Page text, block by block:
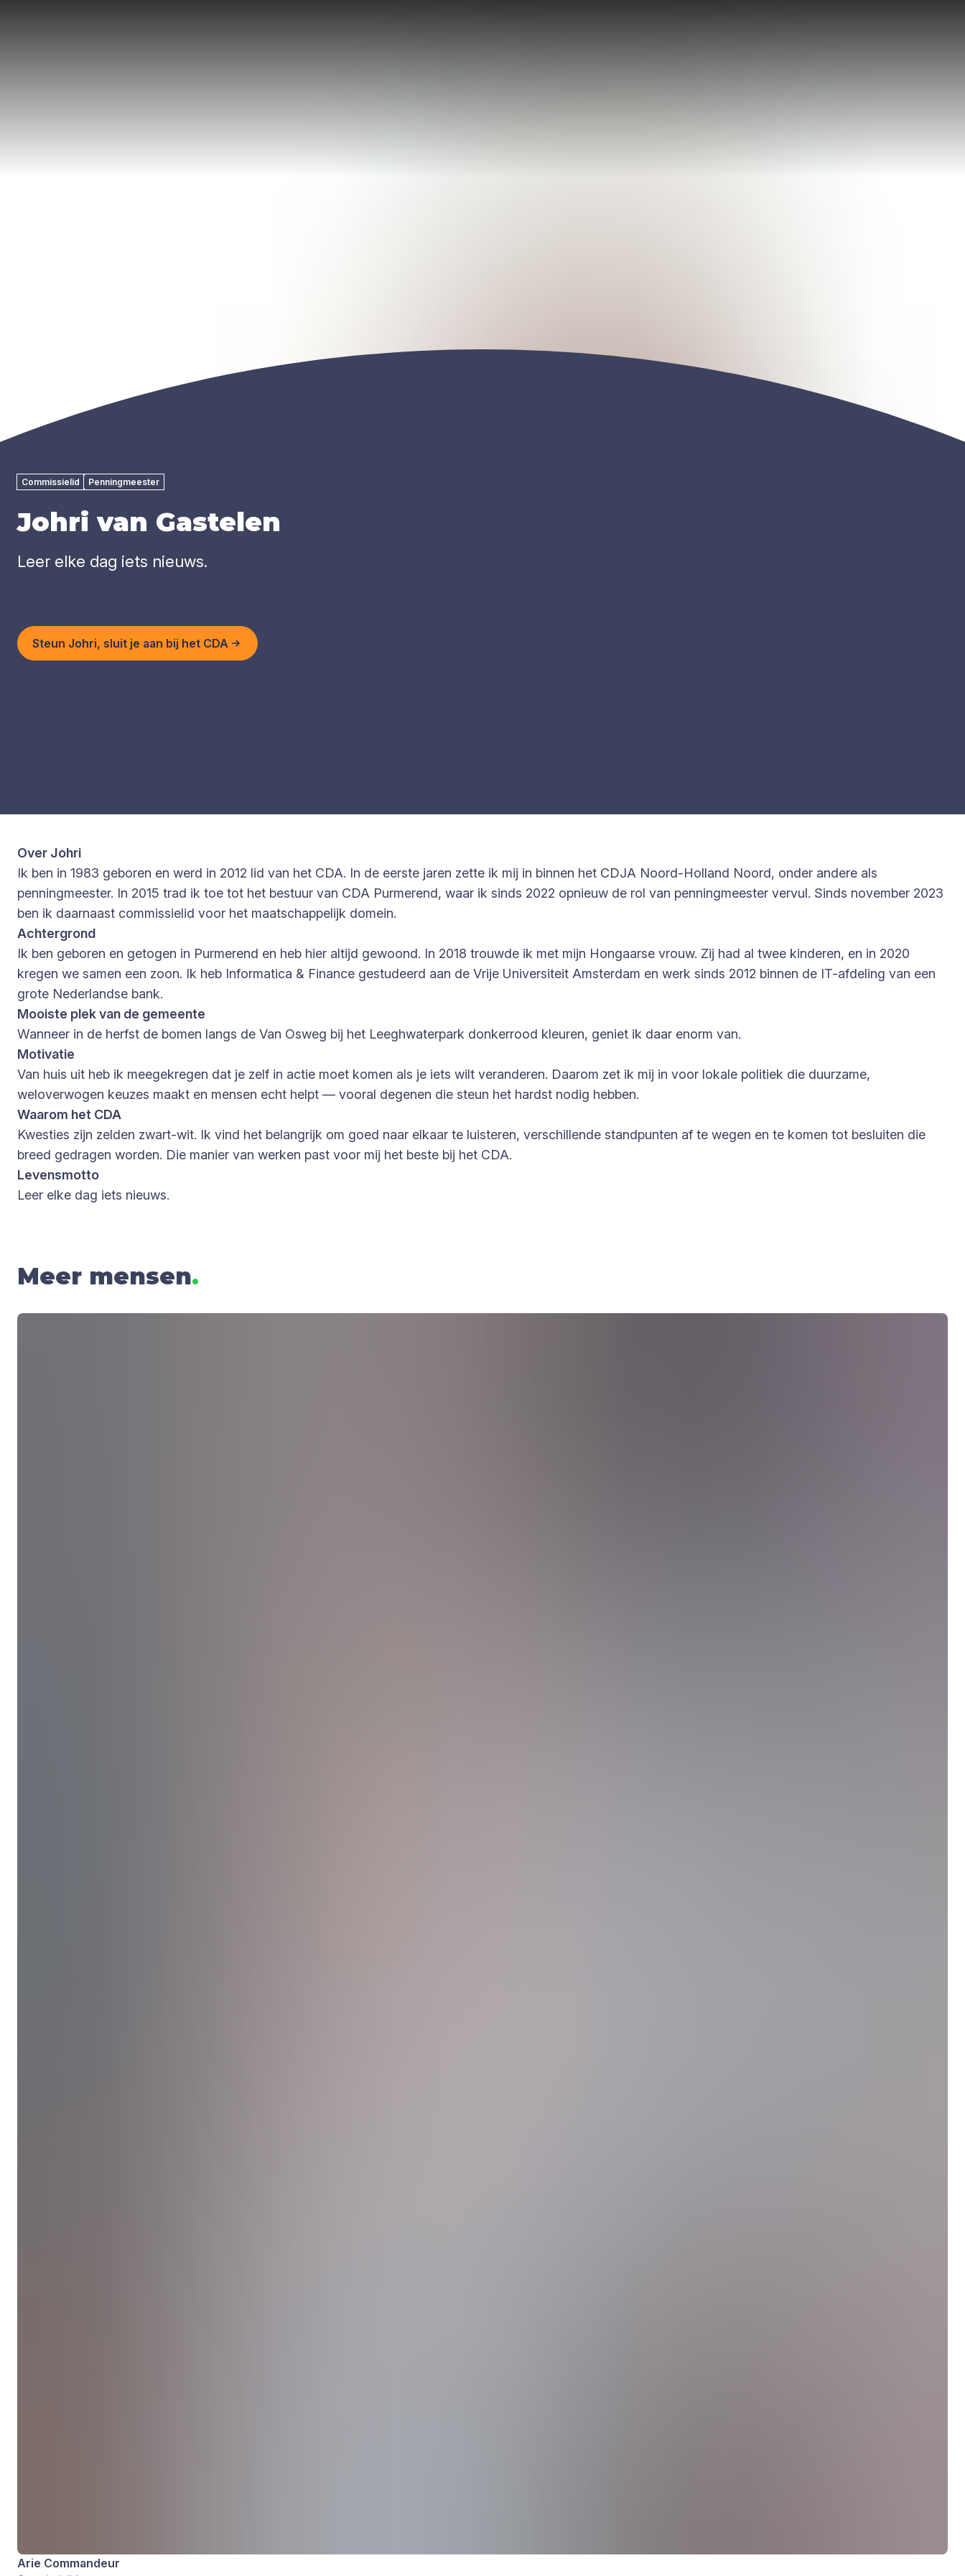
Commissielid Penningmeester
Johri van Gastelen
Leer elke dag iets nieuws.
Steun Johri, sluit je aan bij het CDA
Over Johri
Ik ben in 1983 geboren en werd in 2012 lid van het CDA. In de eerste jaren zette ik mij in binnen het CDJA Noord-Holland Noord, onder andere als
penningmeester. In 2015 trad ik toe tot het bestuur van CDA Purmerend, waar ik sinds 2022 opnieuw de rol van penningmeester vervul. Sinds november 2023
ben ik daarnaast commissielid voor het maatschappelijk domein.
Achtergrond
Ik ben geboren en getogen in Purmerend en heb hier altijd gewoond. In 2018 trouwde ik met mijn Hongaarse vrouw. Zij had al twee kinderen, en in 2020
kregen we samen een zoon. Ik heb Informatica & Finance gestudeerd aan de Vrije Universiteit Amsterdam en werk sinds 2012 binnen de IT-afdeling van een
grote Nederlandse bank.
Mooiste plek van de gemeente
Wanneer in de herfst de bomen langs de Van Osweg bij het Leeghwaterpark donkerrood kleuren, geniet ik daar enorm van.
Motivatie
Van huis uit heb ik meegekregen dat je zelf in actie moet komen als je iets wilt veranderen. Daarom zet ik mij in voor lokale politiek die duurzame,
weloverwogen keuzes maakt en mensen echt helpt — vooral degenen die steun het hardst nodig hebben.
Waarom het CDA
Kwesties zijn zelden zwart-wit. Ik vind het belangrijk om goed naar elkaar te luisteren, verschillende standpunten af te wegen en te komen tot besluiten die
breed gedragen worden. Die manier van werken past voor mij het beste bij het CDA.
Levensmotto
Leer elke dag iets nieuws.
Meer mensen.
Arie Commandeur